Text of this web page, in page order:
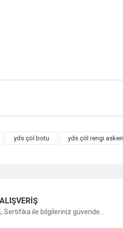
Yorum Yaz
yds çöl botu yds çöl rengi
Sertifika ile bilgileriniz güvende...